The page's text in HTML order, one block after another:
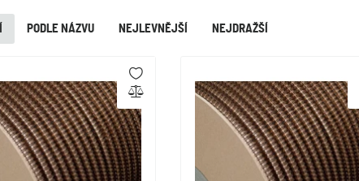
NEJLEVNĚJŠÍ NEJDRAŽŠÍ
PODLE NÁZVU